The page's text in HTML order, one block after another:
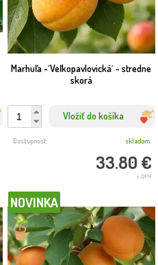
Marhuľa -´Veľkopavlovická´ - stredne
skorá
Vložiť do košíka
33.80 €
s DPH
Dostupnosť: skladom
NOVINKA